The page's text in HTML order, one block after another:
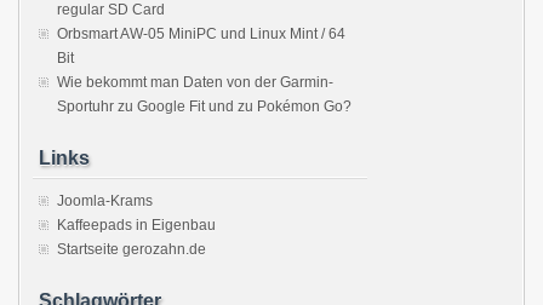
regular SD Card
Orbsmart AW-05 MiniPC und Linux Mint / 64
Bit
Wie bekommt man Daten von der Garmin-
Sportuhr zu Google Fit und zu Pokémon Go?
Links
Joomla-Krams
Kaffeepads in Eigenbau
Startseite gerozahn.de
Schlagwörter